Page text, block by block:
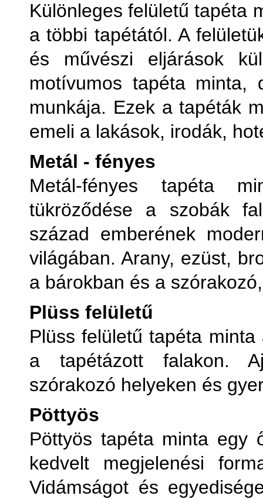
Különleges felületű tapéta
a többi tapétától. A
és művészi eljárások
motívumos tapéta minta,
munkája. Ezek a tapéták
emeli a lakások, irodák,
Metál - fényes
Metál-fényes tapéta
tükröződése a szobák
század emberének
világában. Arany, ezüst,
a bárokban és a
Plüss felületű
Plüss felületű tapéta
a tapétázott falakon.
szórakozó helyeken és
Pöttyös
Pöttyös tapéta minta egy
kedvelt megjelenési
Vidámságot és